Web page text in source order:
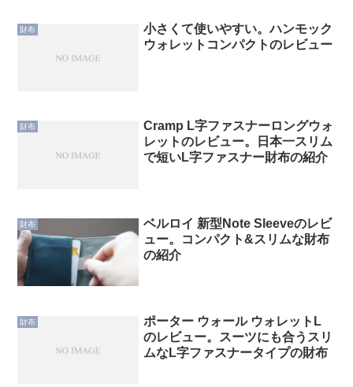
財布
小さくて使いやすい。ハンモック
ウォレットコンパクトのレビュー
財布
Cramp L字ファスナーロングウォ
レットのレビュー。日本一スリム
で短いL字ファスナー財布の紹介
財布
ベルロイ 新型Note Sleeveのレビ
ュー。コンパクト&スリムな財布
の紹介
財布
ポーター ウォール ウォレットL
のレビュー。スーツにも合うスリ
ムなL字ファスナータイプの財布